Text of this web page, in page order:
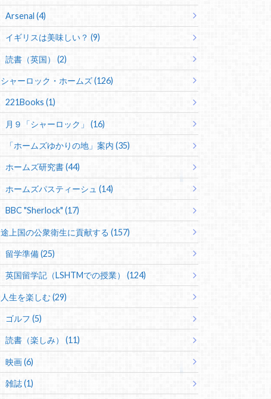
Arsenal (4)
イギリスは美味しい？ (9)
読書（英国） (2)
シャーロック・ホームズ (126)
221Books (1)
月９「シャーロック」 (16)
「ホームズゆかりの地」案内 (35)
ホームズ研究書 (44)
ホームズパスティーシュ (14)
BBC "Sherlock" (17)
途上国の公衆衛生に貢献する (157)
留学準備 (25)
英国留学記（LSHTMでの授業） (124)
人生を楽しむ (29)
ゴルフ (5)
読書（楽しみ） (11)
映画 (6)
雑誌 (1)